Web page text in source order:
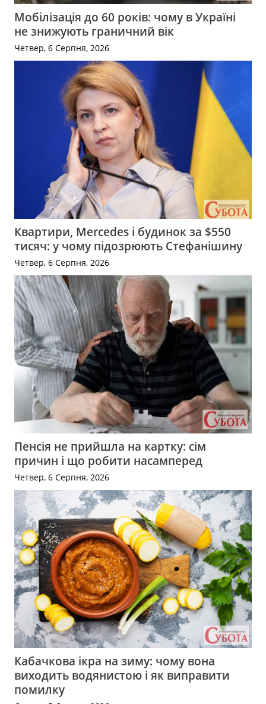
Мобілізація до 60 років: чому в Україні
не знижують граничний вік
Четвер, 6 Серпня, 2026
Квартири, Mercedes і будинок за $550
тисяч: у чому підозрюють Стефанішину
Четвер, 6 Серпня, 2026
Пенсія не прийшла на картку: сім
причин і що робити насамперед
Четвер, 6 Серпня, 2026
Кабачкова ікра на зиму: чому вона
виходить водянистою і як виправити
помилку